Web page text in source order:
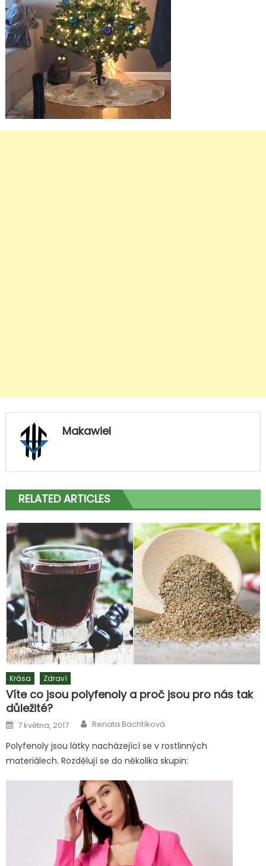
Makawiel
RELATED ARTICLES
Krása Zdraví
Víte co jsou polyfenoly a proč jsou pro nás tak
důležité?
Posted
on
7 května, 2017 Author
Renata Bachtíková
Polyfenoly jsou látky nacházející se v rostlinných
materiálech. Rozdělují se do několika skupin: